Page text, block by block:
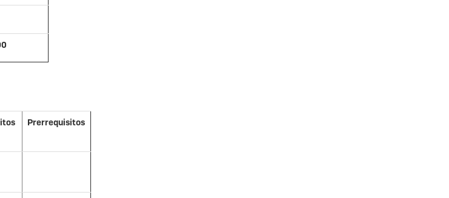
Prerrequisitos